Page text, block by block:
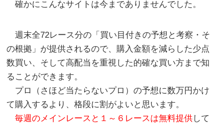
確かにこんなサイトは今までありませんでした。
週末全72レース分の「買い目付きの予想と考察・そ
の根拠」が提供されるので、購入金額を減らした少点
数買い、そして高配当を重視した的確な買い方まで知
ることができます。
プロ（さほど当たらないプロ）の予想に数万円かけ
て購入するより、格段に割がよいと思います。
毎週のメインレースと１～６レースは無料提供して